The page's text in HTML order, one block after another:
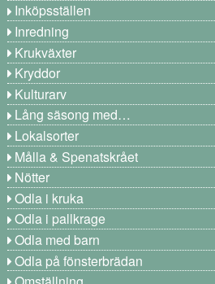
Inköpsställen
Inredning
Krukväxter
Kryddor
Kulturarv
Lång säsong med…
Lokalsorter
Målla & Spenatskrået
Nötter
Odla i kruka
Odla i pallkrage
Odla med barn
Odla på fönsterbrädan